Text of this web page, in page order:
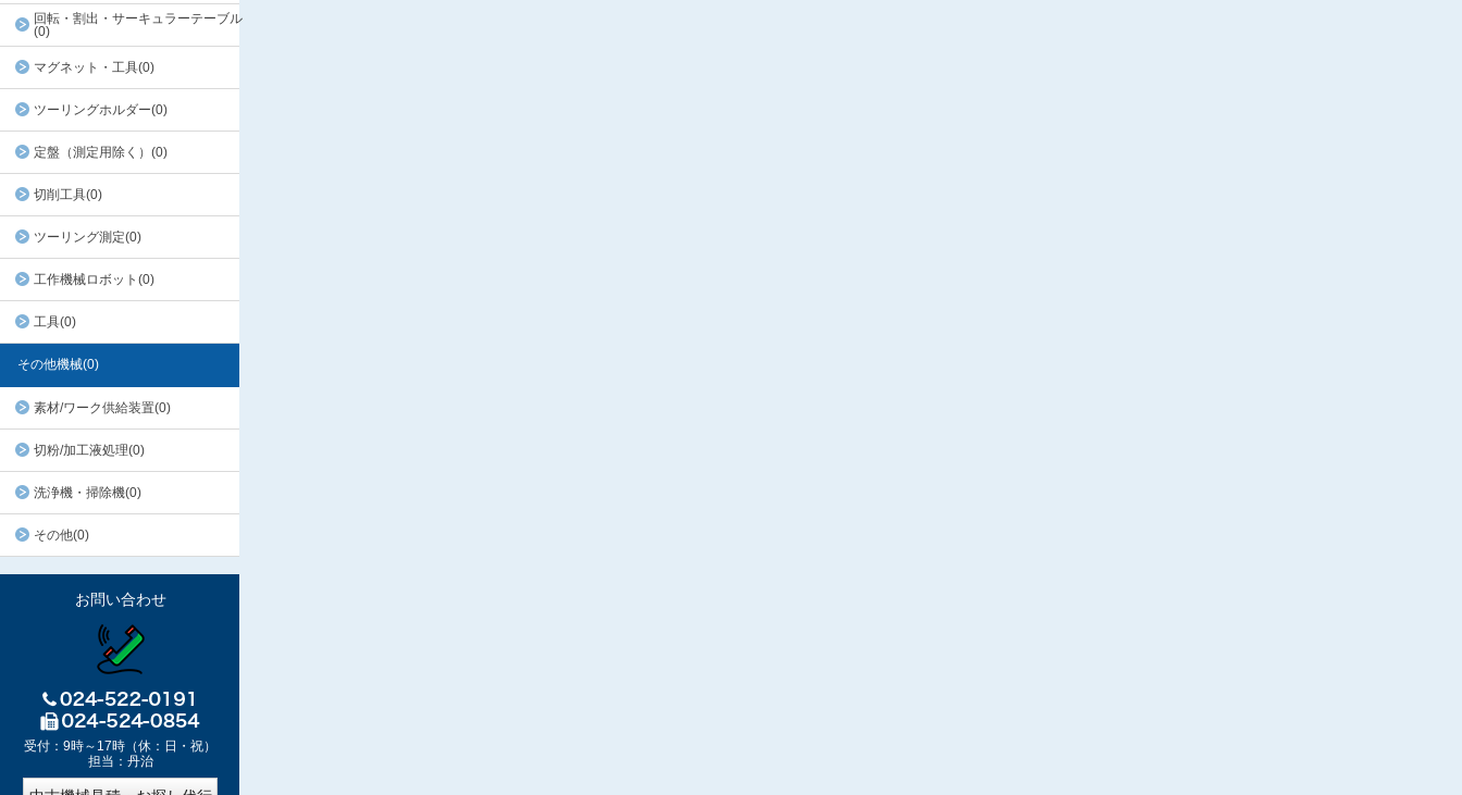
回転・割出・サーキュラーテーブル
(0)
マグネット・工具(0)
ツーリングホルダー(0)
定盤（測定用除く）(0)
切削工具(0)
ツーリング測定(0)
工作機械ロボット(0)
工具(0)
その他機械(0)
素材/ワーク供給装置(0)
切粉/加工液処理(0)
洗浄機・掃除機(0)
その他(0)
お問い合わせ
受付：9時～17時（休：日・祝）
担当：丹治